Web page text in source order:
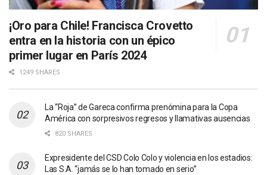
¡Oro para Chile! Francisca Crovetto
entra en la historia con un épico
primer lugar en París 2024
1249 SHARES
La “Roja” de Gareca confirma prenómina para la Copa
América con sorpresivos regresos y llamativas ausencias
820 SHARES
Expresidente del CSD Colo Colo y violencia en los estadios:
Las S.A. “jamás se lo han tomado en serio”